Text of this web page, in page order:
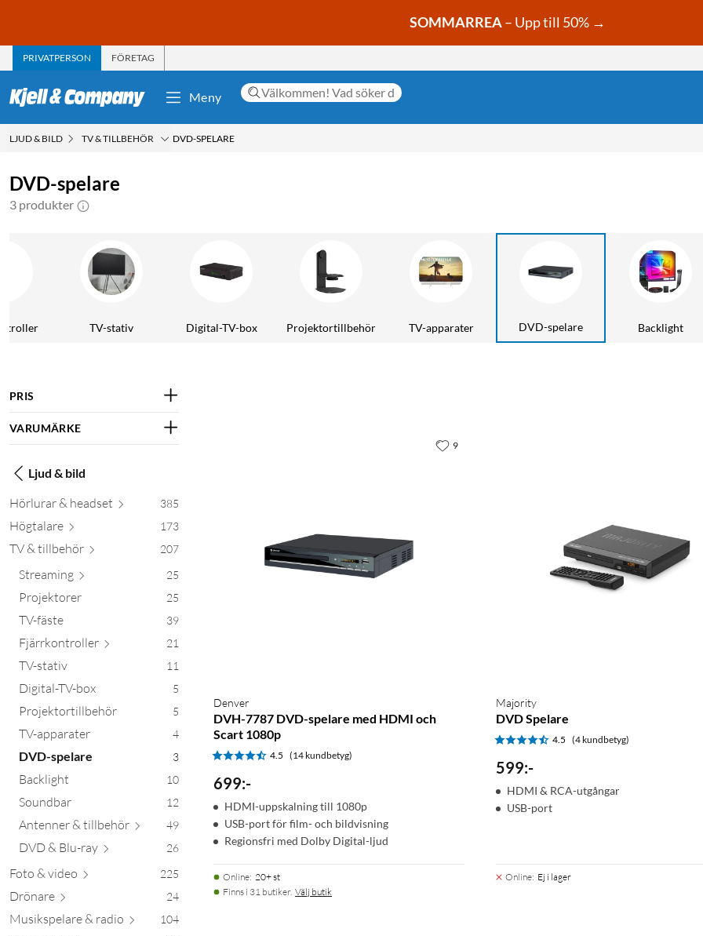
SOMMARREA– Upp till 50% →
PRIVATPERSON FÖRETAG
Meny
LJUD & BILD TV & TILLBEHÖR DVD-SPELARE
DVD-spelare
3 produkter
TV-stativ Digital-TV-box Projektortillbehör TV-apparater DVD-spelare Backlight
PRIS
VARUMÄRKE
Ljud & bild
Hörlurar & headset 385
Högtalare 173
TV & tillbehör 207
Streaming 25
Projektorer 25
TV-fäste 39
Fjärrkontroller 21
TV-stativ 11
Digital-TV-box 5
Projektortillbehör 5
TV-apparater 4
DVD-spelare 3
Backlight 10
Soundbar 12
Antenner & tillbehör 49
DVD & Blu-ray 26
Foto & video 225
Drönare 24
Musikspelare & radio 104
Denver
DVH-7787 DVD-spelare med HDMI och
Scart 1080p
4.5 (14 kundbetyg)
699:-
HDMI-uppskalning till 1080p
USB-port för film- och bildvisning
Regionsfri med Dolby Digital-ljud
Online: 20+ st
Finns i 31 butiker. Välj butik
9
Majority
DVD Spelare
4.5 (4 kundbetyg)
599:-
HDMI & RCA-utgångar
USB-port
Online: Ej i lager